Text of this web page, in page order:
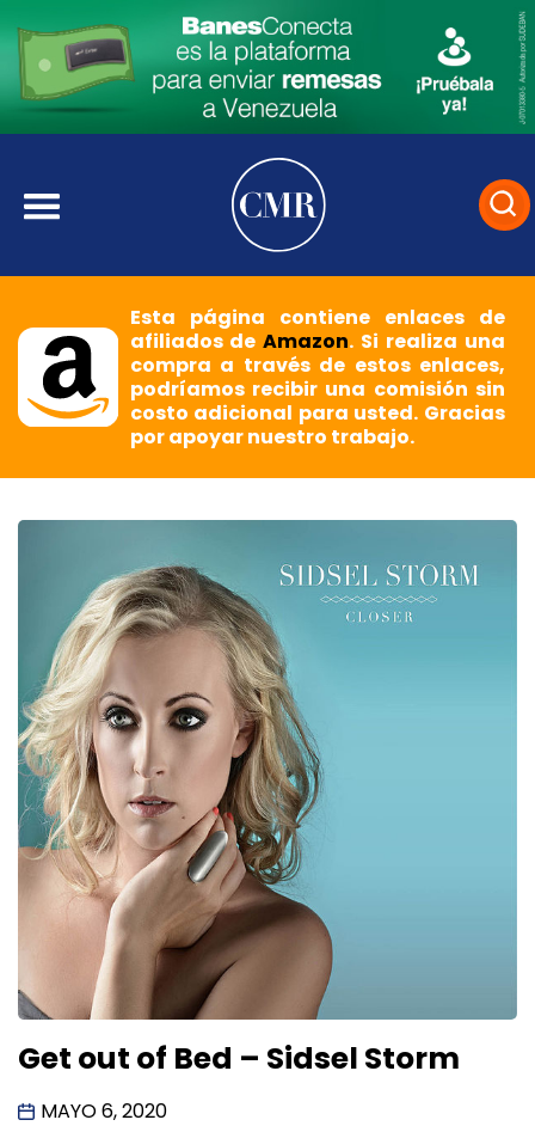
Esta página contiene enlaces de
afiliados deAmazon. Si realiza una
compra a través de estos enlaces,
podríamos recibir una comisión sin
costo adicional para usted. Gracias
por apoyar nuestro trabajo.
Get out of Bed – Sidsel Storm
MAYO 6, 2020